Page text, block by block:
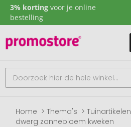
3% korting voor je online
bestelling
Home Thema's Tuinartikelen
dwerg zonnebloem kweken